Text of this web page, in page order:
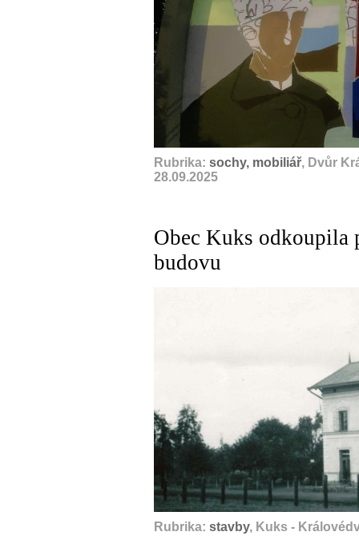
Rubrika: sochy, mobiliář, Dvůr
28.09.2025
Obec Kuks odkoupila
budovu
Rubrika: stavby, Kuks -